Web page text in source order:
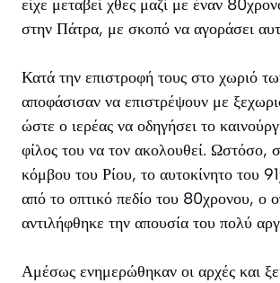
είχε μεταβεί χθες μαζί με έναν
στην Πάτρα, με σκοπό να αγοράσει
Κατά την επιστροφή τους στο χωριό
αποφάσισαν να επιστρέψουν με
ώστε ο ιερέας να οδηγήσει το
φίλος του να τον ακολουθεί. Ωστόσο,
κόμβου του Ρίου, το αυτοκίνητο του
από το οπτικό πεδίο του 80χρονου, ο
αντιλήφθηκε την απουσία του πολύ
Αμέσως ενημερώθηκαν οι αρχές και